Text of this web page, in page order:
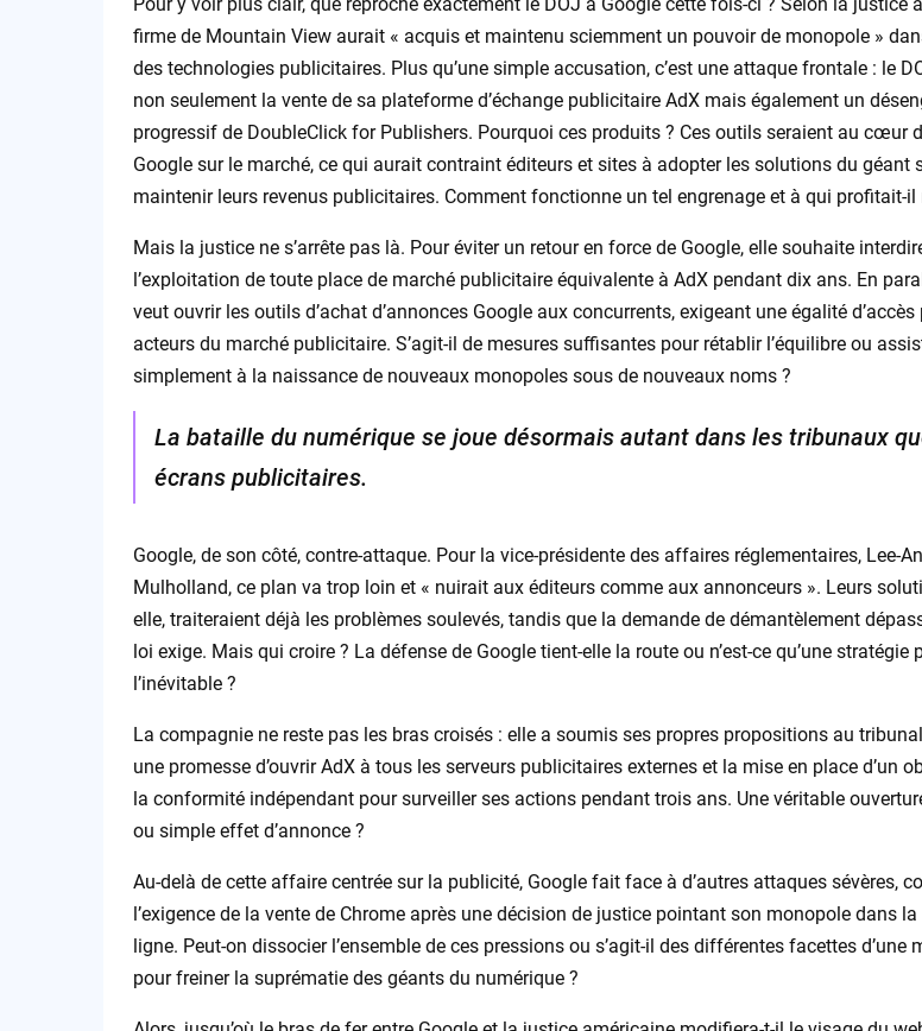
Pour y voir plus clair, que reproche exactement le DOJ à Google cette fois-ci ? Selon la justice
firme de Mountain View aurait « acquis et maintenu sciemment un pouvoir de monopole »
des technologies publicitaires. Plus qu’une simple accusation, c’est une attaque frontale : le
non seulement la vente de sa plateforme d’échange publicitaire AdX mais également un
progressif de DoubleClick for Publishers. Pourquoi ces produits ? Ces outils seraient au cœur
Google sur le marché, ce qui aurait contraint éditeurs et sites à adopter les solutions du géant
maintenir leurs revenus publicitaires. Comment fonctionne un tel engrenage et à qui profitait-il
Mais la justice ne s’arrête pas là. Pour éviter un retour en force de Google, elle souhaite
l’exploitation de toute place de marché publicitaire équivalente à AdX pendant dix ans. En
veut ouvrir les outils d’achat d’annonces Google aux concurrents, exigeant une égalité
acteurs du marché publicitaire. S’agit-il de mesures suffisantes pour rétablir l’équilibre ou
simplement à la naissance de nouveaux monopoles sous de nouveaux noms ?
La bataille du numérique se joue désormais autant dans les tribunaux
écrans publicitaires.
Google, de son côté, contre-attaque. Pour la vice-présidente des affaires réglementaires, Lee-
Mulholland, ce plan va trop loin et « nuirait aux éditeurs comme aux annonceurs ». Leurs
elle, traiteraient déjà les problèmes soulevés, tandis que la demande de démantèlement
loi exige. Mais qui croire ? La défense de Google tient-elle la route ou n’est-ce qu’une stratégie
l’inévitable ?
La compagnie ne reste pas les bras croisés : elle a soumis ses propres propositions au
une promesse d’ouvrir AdX à tous les serveurs publicitaires externes et la mise en place d’un
la conformité indépendant pour surveiller ses actions pendant trois ans. Une véritable
ou simple effet d’annonce ?
Au-delà de cette affaire centrée sur la publicité, Google fait face à d’autres attaques sévères,
l’exigence de la vente de Chrome après une décision de justice pointant son monopole dans la
ligne. Peut-on dissocier l’ensemble de ces pressions ou s’agit-il des différentes facettes d’une
pour freiner la suprématie des géants du numérique ?